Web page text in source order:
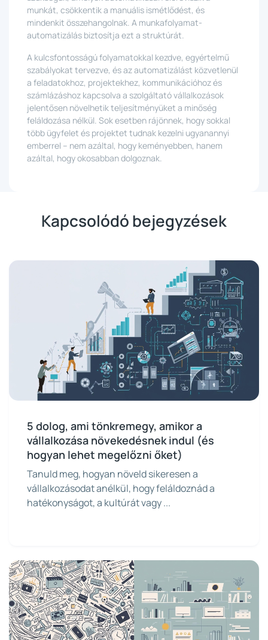
munkát, csökkentik a manuális ismétlődést, és
mindenkit összehangolnak. A munkafolyamat-
automatizálás biztosítja ezt a struktúrát.
A kulcsfontosságú folyamatokkal kezdve, egyértelmű
szabályokat tervezve, és az automatizálást közvetlenül
a feladatokhoz, projektekhez, kommunikációhoz és
számlázáshoz kapcsolva a szolgáltató vállalkozások
jelentősen növelhetik teljesítményüket a minőség
feláldozása nélkül. Sok esetben rájönnek, hogy sokkal
több ügyfelet és projektet tudnak kezelni ugyanannyi
emberrel – nem azáltal, hogy keményebben, hanem
azáltal, hogy okosabban dolgoznak.
Kapcsolódó bejegyzések
5 dolog, ami tönkremegy, amikor a
vállalkozása növekedésnek indul (és
hogyan lehet megelőzni őket)
Tanuld meg, hogyan növeld sikeresen a
vállalkozásodat anélkül, hogy feláldoznád a
hatékonyságot, a kultúrát vagy ...